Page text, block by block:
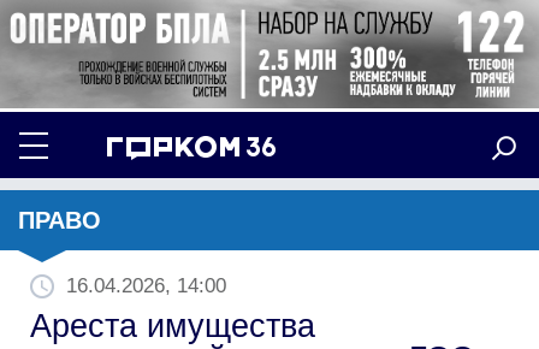
ПРАВО
16.04.2026, 14:00
Ареста имущества